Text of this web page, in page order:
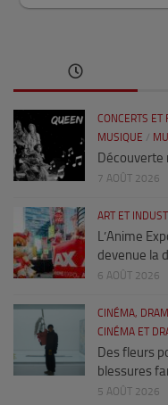
CONCERTS ET
MUSIQUE /
Découverte
7 AOÛT 2026
ART ET
L’Anime
devenue la
6 AOÛT 2026
CINÉMA,
CINÉMA ET
Des fleurs
blessures
5 AOÛT 2026